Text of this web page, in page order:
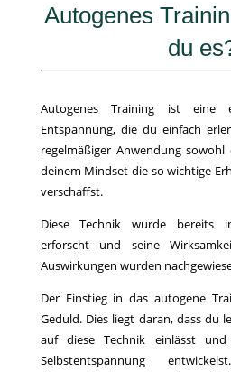
Autogenes
du
Autogenes Training ist eine
Entspannung, die du einfach
regelmäßiger Anwendung
deinem Mindset die so wichtige
verschaffst.
Diese Technik wurde bereits
erforscht und seine
Auswirkungen wurden
Der Einstieg in das autogene
Geduld. Dies liegt daran, dass du
auf diese Technik einlässt
Selbstentspannung